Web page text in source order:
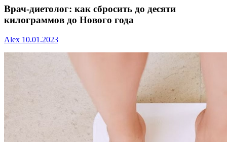
Врач-диетолог: как сбросить до десяти
килограммов до Нового года
Alex 10.01.2023